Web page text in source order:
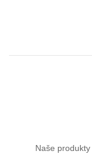
Naše produkty